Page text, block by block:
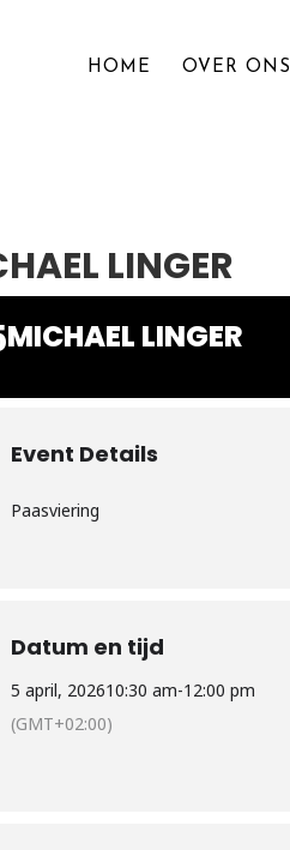
HOME OVER ONS
LINGER
MICHAEL LINGER
Event Details
Paasviering
Datum en tijd
5 april, 202610:30 am-12:00 pm
(GMT+02:00)